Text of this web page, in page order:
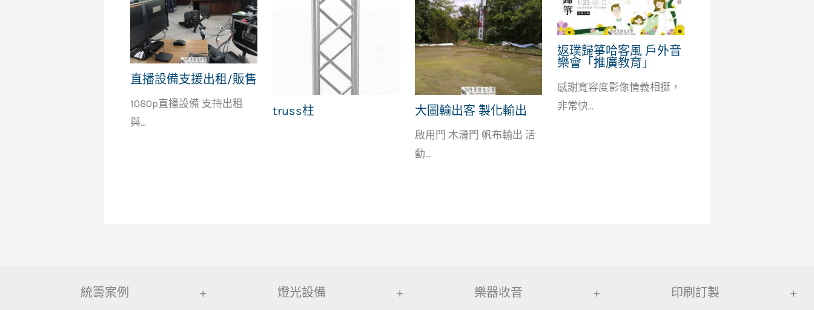
直播設備支援出租/販售
1080p直播設備 支持出租
與...
truss柱 大圖輸出客 製化輸出
啟用門 木滑門 帆布輸出 活
動...
返璞歸箏哈客風 戶外音
樂會「推廣教育」
感謝寬容度影像情義相挺，
非常快...
統籌案例 + 燈光設備 + 樂器收音 + 印刷訂製 +